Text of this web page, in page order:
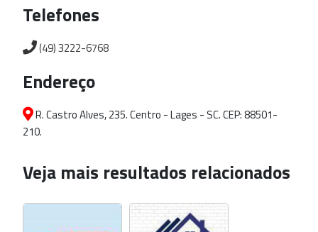
Telefones
(49) 3222-6768
Endereço
R. Castro Alves, 235. Centro - Lages - SC. CEP: 88501-
210.
Veja mais resultados relacionados